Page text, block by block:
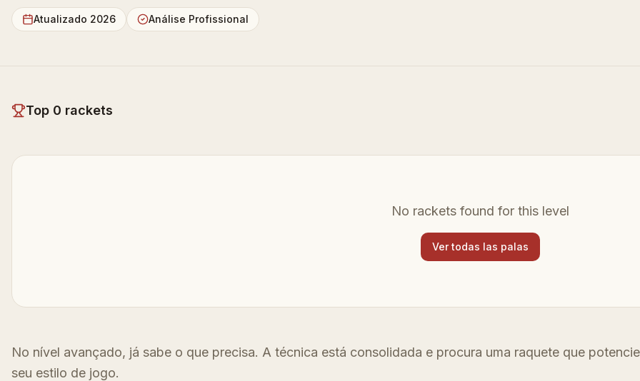
Atualizado 2026 Análise Profissional
Top 0 rackets
No rackets found for this level
Ver todas las palas
No nível avançado, já sabe o que precisa. A técnica está consolidada e procura uma raquete que
seu estilo de jogo.